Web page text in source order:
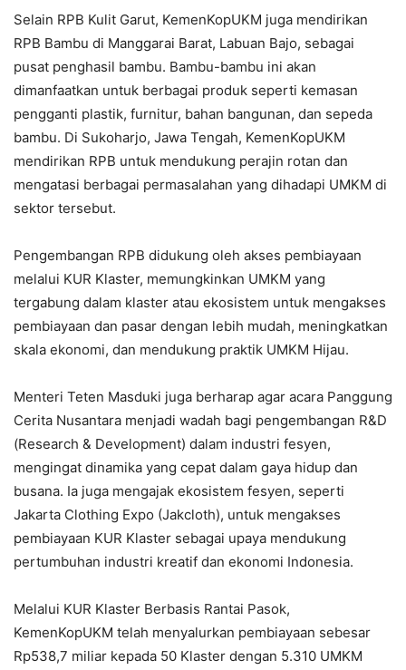
Selain RPB Kulit Garut, KemenKopUKM juga mendirikan
RPB Bambu di Manggarai Barat, Labuan Bajo, sebagai
pusat penghasil bambu. Bambu-bambu ini akan
dimanfaatkan untuk berbagai produk seperti kemasan
pengganti plastik, furnitur, bahan bangunan, dan sepeda
bambu. Di Sukoharjo, Jawa Tengah, KemenKopUKM
mendirikan RPB untuk mendukung perajin rotan dan
mengatasi berbagai permasalahan yang dihadapi UMKM di
sektor tersebut.
Pengembangan RPB didukung oleh akses pembiayaan
melalui KUR Klaster, memungkinkan UMKM yang
tergabung dalam klaster atau ekosistem untuk mengakses
pembiayaan dan pasar dengan lebih mudah, meningkatkan
skala ekonomi, dan mendukung praktik UMKM Hijau.
Menteri Teten Masduki juga berharap agar acara Panggung
Cerita Nusantara menjadi wadah bagi pengembangan R&D
(Research & Development) dalam industri fesyen,
mengingat dinamika yang cepat dalam gaya hidup dan
busana. Ia juga mengajak ekosistem fesyen, seperti
Jakarta Clothing Expo (Jakcloth), untuk mengakses
pembiayaan KUR Klaster sebagai upaya mendukung
pertumbuhan industri kreatif dan ekonomi Indonesia.
Melalui KUR Klaster Berbasis Rantai Pasok,
KemenKopUKM telah menyalurkan pembiayaan sebesar
Rp538,7 miliar kepada 50 Klaster dengan 5.310 UMKM